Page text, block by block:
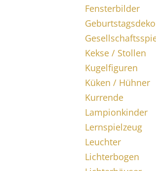
Fensterbilder
Geburtstagsdeko
Kekse / Stollen
Kugelfiguren
Küken / Hühner
Kurrende
Lampionkinder
Lernspielzeug
Leuchter
Lichterbogen